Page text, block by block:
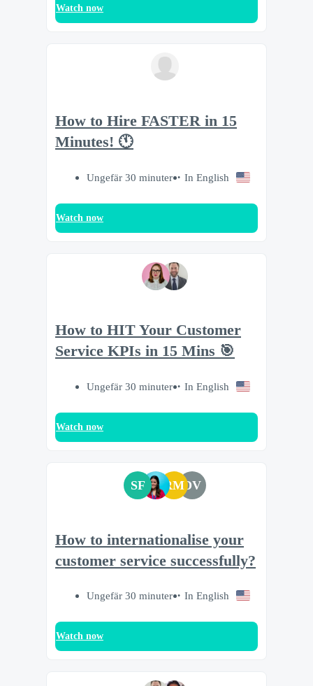
Watch now
How to Hire FASTER in 15
Minutes! 🕚
Ungefär 30 minuter In English
Watch now
How to HIT Your Customer
Service KPIs in 15 Mins 🎯
Ungefär 30 minuter In English
Watch now
SF RMDV
How to internationalise your
customer service successfully?
Ungefär 30 minuter In English
Watch now